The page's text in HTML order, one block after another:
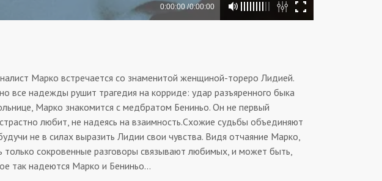
Марко встречается со знаменитой женщиной-тореро Лидией.
все надежды рушит трагедия на корриде: удар разъяренного быка
Марко знакомится с медбратом Бениньо. Он не первый
любит, не надеясь на взаимность.Схожие судьбы объединяют
не в силах выразить Лидии свои чувства. Видя отчаяние Марко,
только сокровенные разговоры связывают любимых, и может быть,
так надеются Марко и Бениньо…